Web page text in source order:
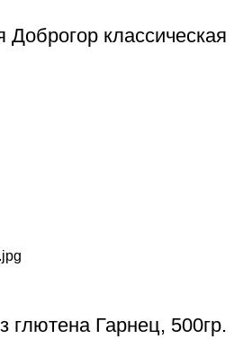
Доброгор классическая
глютена Гарнец, 500гр.